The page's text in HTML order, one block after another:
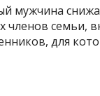
мужчина
членов семьи,
для